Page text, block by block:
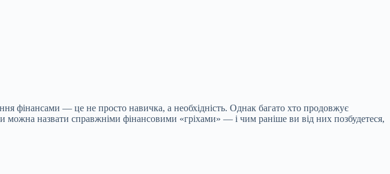
фінансами — це не просто навичка, а необхідність. Однак багато хто продовжує
можна назвати справжніми фінансовими «гріхами» — і чим раніше ви від них позбудетеся,